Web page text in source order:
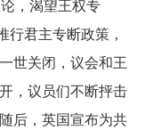
，渴望王权专
君主专断政策，
世关闭，议会和王
，议员们不断抨击
后，英国宣布为共